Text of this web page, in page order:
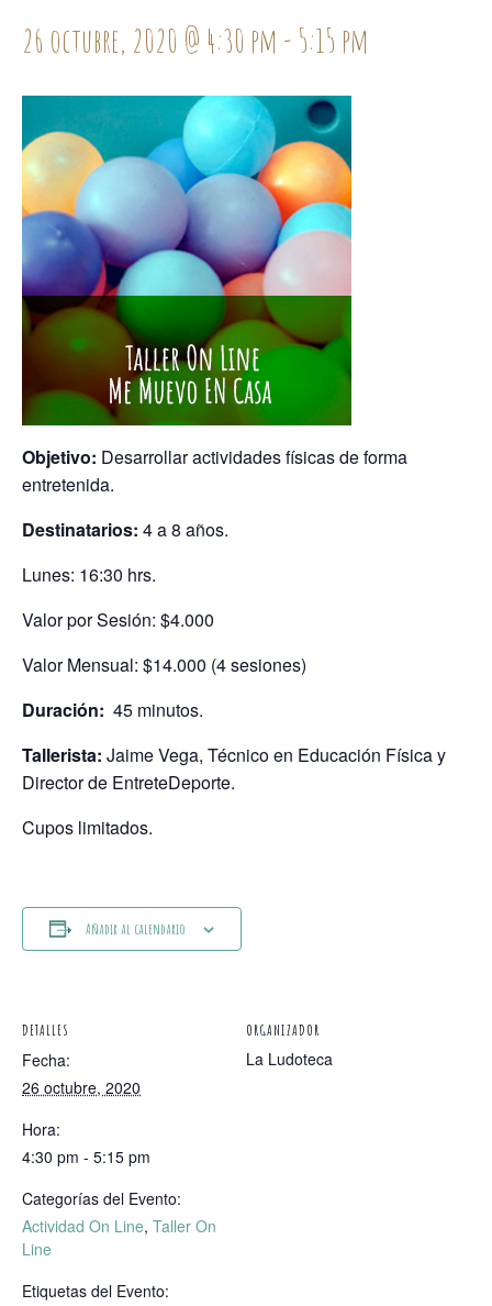
26 octubre, 2020 @ 4:30 pm - 5:15 pm
Objetivo: Desarrollar actividades físicas de forma
entretenida.
Destinatarios: 4 a 8 años.
Lunes: 16:30 hrs.
Valor por Sesión: $4.000
Valor Mensual: $14.000 (4 sesiones)
Duración: 45 minutos.
Tallerista: Jaime Vega, Técnico en Educación Física y
Director de EntreteDeporte.
Cupos limitados.
Añadir al calendario
DETALLES
Fecha:
26 octubre, 2020
Hora:
4:30 pm - 5:15 pm
Categorías del Evento:
Actividad On Line, Taller On
Line
Etiquetas del Evento:
ORGANIZADOR
La Ludoteca